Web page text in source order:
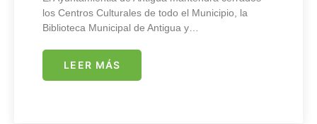
los Centros Culturales de todo el Municipio, la
Biblioteca Municipal de Antigua y…
LEER MÁS